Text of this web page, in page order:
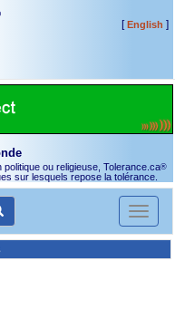
[English ]
ou religieuse, Tolerance.ca®
sur lesquels repose la tolérance.
Toggle